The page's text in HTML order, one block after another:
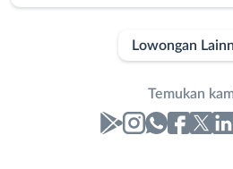
Lowongan
Temukan